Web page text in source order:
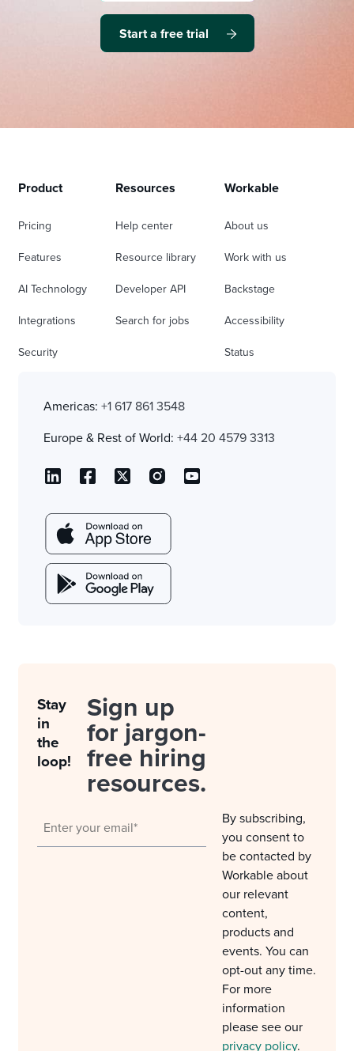
Start a free trial
Product
Pricing
Features
AI Technology
Integrations
Security
Resources
Help center
Resource library
Developer API
Search for jobs
Workable
About us
Work with us
Backstage
Accessibility
Status
Americas: +1 617 861 3548
Europe & Rest of World: +44 20 4579 3313
Stay
in
the
loop!
Sign up
for jargon-
free hiring
resources.
By subscribing,
you consent to
be contacted by
Workable about
our relevant
content,
products and
events. You can
opt-out any time.
For more
information
please see our
privacy policy.